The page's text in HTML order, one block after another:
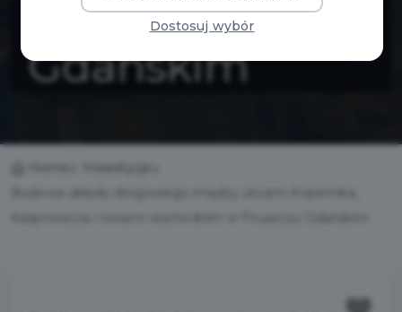
Pruszczu
Gdańskim
Dostosuj wybór